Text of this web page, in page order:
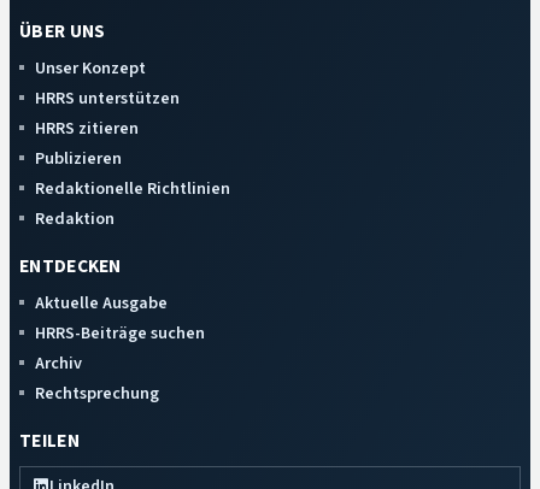
ÜBER UNS
Unser Konzept
HRRS unterstützen
HRRS zitieren
Publizieren
Redaktionelle Richtlinien
Redaktion
ENTDECKEN
Aktuelle Ausgabe
HRRS-Beiträge suchen
Archiv
Rechtsprechung
TEILEN